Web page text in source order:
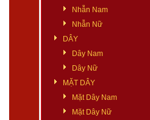
Nhẫn Nam
Nhẫn Nữ
DÂY
Dây Nam
Dây Nữ
MẶT DÂY
Mặt Dây Nam
Mặt Dây Nữ